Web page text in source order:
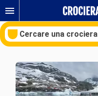
Cercare una crociera
Le nostre destinazioni